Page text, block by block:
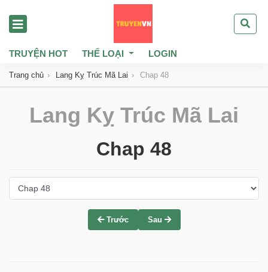
TRUYỆN HOT THỂ LOẠI LOGIN
Trang chủ Lang Kỵ Trúc Mã Lai Chap 48
Lang Kỵ Trúc Mã Lai
Chap 48
Trước Sau